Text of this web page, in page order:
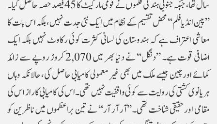
سال تھا، جبکہ جنوبی ہند کی فلموں نے قومی مارکیٹ کا 45 فیصد حصہ حاصل کیا۔
’’پین انڈیا فلم‘‘ محض تقسیم کے نظام میں ایک نئی جدت نہیں، بلکہ اس بات کا
معاشی اعتراف ہے کہ ہندوستان کی لسانی کثرت کوئی رکاوٹ نہیں بلکہ ایک
اضافی قوت ہے۔ ’’دنگل‘‘ نے دنیا بھر میں 2,070 کروڑ روپے سے زائد
کمائے اور چین جیسے ملک میں بھی غیر معمولی کامیابی حاصل کی، حالانکہ وہاں
ہریانوی کشتی کی روایت سے کوئی واقفیت نہیں تھی۔ اس کی کامیابی کا راز اس کی
مقامی اور حقیقی شناخت تھی۔ ’’آر آر آر‘‘ نے تین براعظموں میں ناظرین کو